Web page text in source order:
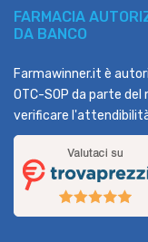
FARMACIA
DA BANCO
Farmawinner.it è
OTC-SOP da parte
verificare